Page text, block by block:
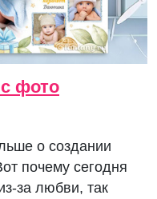
с фото
о создании
почему сегодня
за любви, так